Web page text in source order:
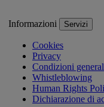
Informazioni Servizi
Cookies
Privacy
Condizioni
Whistleblowing
Human Rights
Dichiarazione di